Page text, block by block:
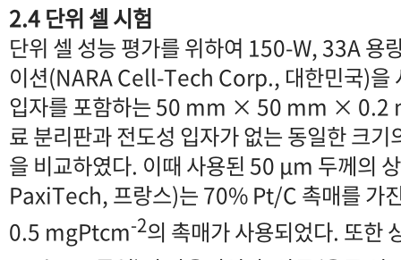
2.4 단위 셀 시험
단위 셀 성능 평가를 위하여 150-W, 33A 용
이션(NARA Cell-Tech Corp., 대한민국)을
입자를 포함하는 50 mm × 50 mm × 0.2
료 분리판과 전도성 입자가 없는 동일한 크
을 비교하였다. 이때 사용된 50 μm 두께의
PaxiTech, 프랑스)는 70% Pt/C 촉매를 가
0.5 mgPtcm-2의 촉매가 사용되었다. 또한